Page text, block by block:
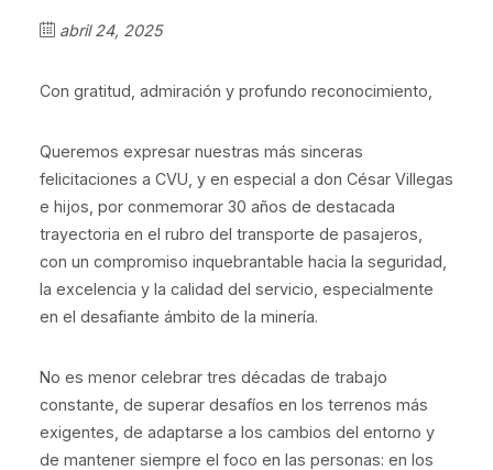
abril 24, 2025
Con gratitud, admiración y profundo reconocimiento,
Queremos expresar nuestras más sinceras
felicitaciones a CVU, y en especial a don César Villegas
e hijos, por conmemorar 30 años de destacada
trayectoria en el rubro del transporte de pasajeros,
con un compromiso inquebrantable hacia la seguridad,
la excelencia y la calidad del servicio, especialmente
en el desafiante ámbito de la minería.
No es menor celebrar tres décadas de trabajo
constante, de superar desafíos en los terrenos más
exigentes, de adaptarse a los cambios del entorno y
de mantener siempre el foco en las personas: en los